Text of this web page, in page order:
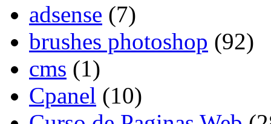
adsense (7)
brushes photoshop (92)
cms (1)
Cpanel (10)